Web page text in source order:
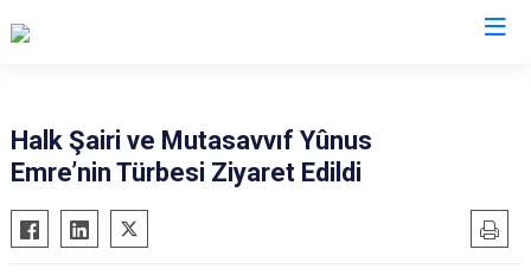
Halk Şairi ve Mutasavvıf Yûnus
Emre’nin Türbesi Ziyaret Edildi